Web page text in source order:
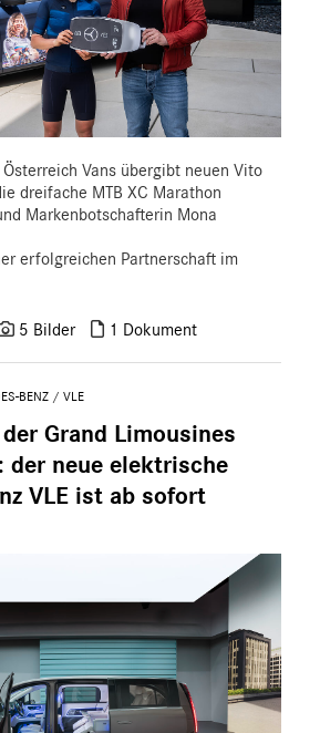
Österreich Vans übergibt neuen Vito
dreifache MTB XC Marathon
Markenbotschafterin Mona
erfolgreichen Partnerschaft im
5 Bilder 1 Dokument
BENZ / VLE
der Grand Limousines
der neue elektrische
VLE ist ab sofort